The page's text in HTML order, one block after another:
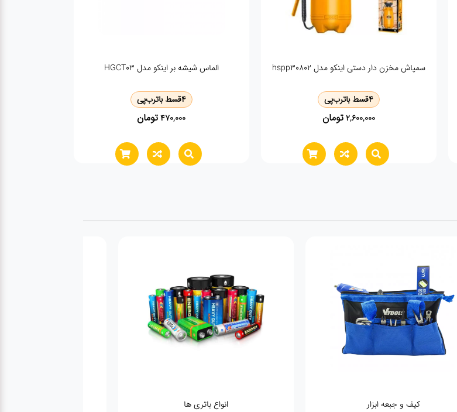
انبر دست 7 اینچ ویتولز VT2140 سمپاش مخزن دار دستی اینکو مدل hspp30802
کیف و جبعه ابزار انواع باتری ها